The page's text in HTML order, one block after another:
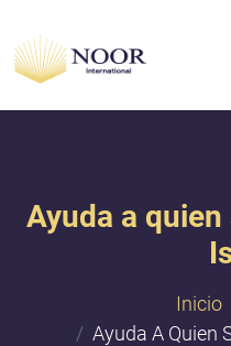
Ayuda a
Inicio
Ayuda A Quien